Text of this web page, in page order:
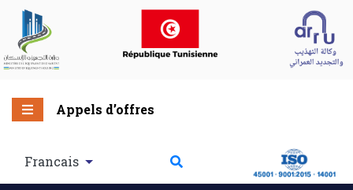
Appels d’offres
Francais